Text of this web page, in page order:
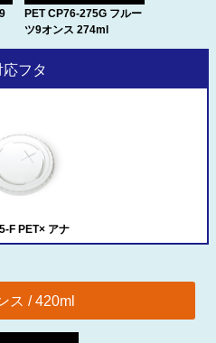
PET CP76-275G フルー
ツ9オンス 274ml
応フタ
F PET× アナ
ス / 420ml